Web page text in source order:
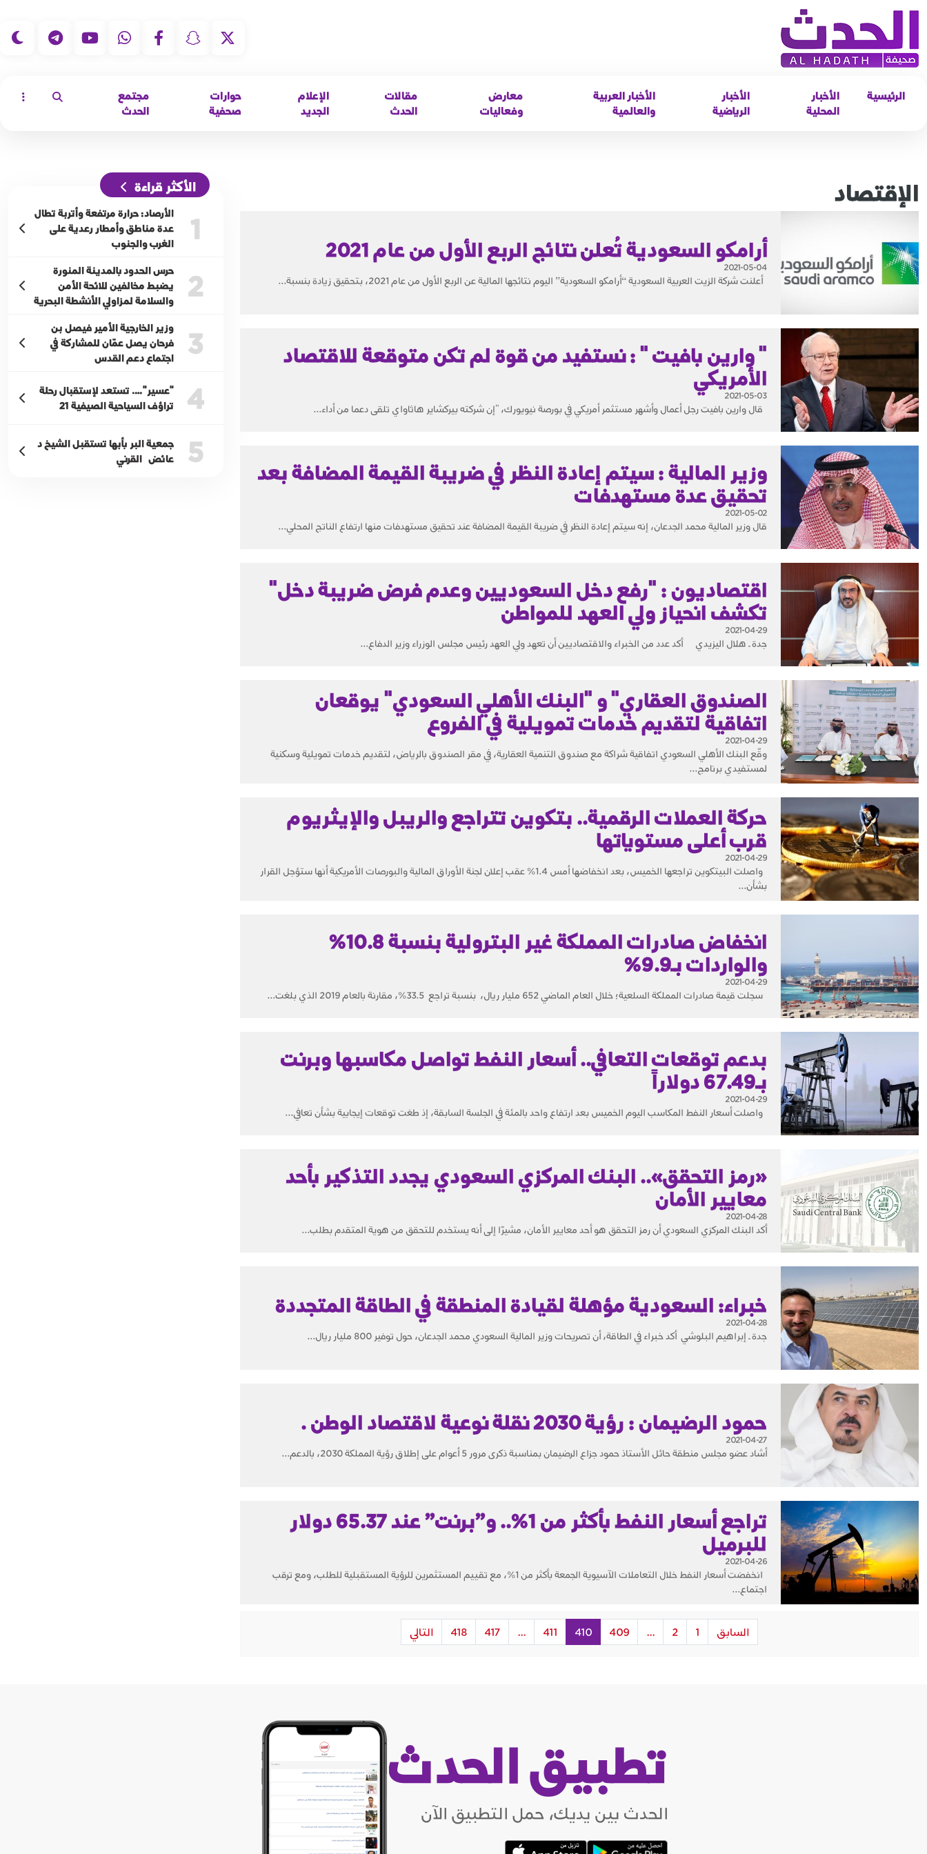
الرئيسية
الأخبار
المحلية
الأخبار
الرياضية
الأخبار العربية
والعالمية
معارض
وفعاليات
مقالات
الحدث
الإعلام
الجديد
حوارات
صحفية
مجتمع
الحدث
الإقتصاد
أرامكو السعودية تُعلن نتائج الربع الأول من عام 2021
2021-05-04
أعلنت شركة الزيت العربية السعودية “أرامكو السعودية” اليوم نتائجها المالية عن الربع الأول من عام 2021، بتحقيق زيادة بنسبة...
" وارين بافيت " : نستفيد من قوة لم تكن متوقعة للاقتصاد
الأمريكي
2021-05-03
قال وارين بافيت ‏‏رجل أعمال وأشهر مستثمر أمريكي في بورصة نيويورك، "إن شركته بيركشاير هاثاواي تلقى دعما من أداء...
وزير المالية : سيتم إعادة النظر في ضريبة القيمة المضافة بعد
تحقيق عدة مستهدفات
2021-05-02
قال وزير المالية محمد الجدعان، إنه سيتم إعادة النظر في ضريبة القيمة المضافة عند تحقيق مستهدفات منها ارتفاع الناتج المحلي...
اقتصاديون : "رفع دخل السعوديين وعدم فرض ضريبة دخل"
تكشف انحياز ولي العهد للمواطن
2021-04-29
جدة ـ هلال اليزيدي أكد عدد من الخبراء والاقتصاديين أن تعهد ولي العهد رئيس مجلس الوزراء وزير الدفاع...
الصندوق العقاري" و "البنك الأهلي السعودي" يوقعان
اتفاقية لتقديم خدمات تمويلية في الفروع
2021-04-29
وقّع البنك الأهلي السعودي اتفاقية شراكة مع صندوق التنمية العقارية، في مقر الصندوق بالرياض، لتقديم خدمات تمويلية وسكنية
لمستفيدي برنامج...
حركة العملات الرقمية.. بتكوين تتراجع والريبل والإيثريوم
قرب أعلى مستوياتها
2021-04-29
واصلت البيتكوين تراجعها الخميس، بعد انخفاضها أمس 1.4% عقب إعلان لجنة الأوراق المالية والبورصات الأمريكية أنها ستؤجل القرار
بشأن...
انخفاض صادرات المملكة غير البترولية بنسبة 10.8%
والواردات بـ9.9%
2021-04-29
سجلت قيمة صادرات المملكة السلعية؛ خلال العام الماضي 652 مليار ريال، بنسبة تراجع 33.5%، مقارنة بالعام 2019 الذي بلغت...
بدعم توقعات التعافي.. أسعار النفط تواصل مكاسبها وبرنت
بـ67.49 دولاراً
2021-04-29
واصلت أسعار النفط المكاسب اليوم الخميس بعد ارتفاع واحد بالمئة في الجلسة السابقة، إذ طغت توقعات إيجابية بشأن تعافي...
«رمز التحقق».. البنك المركزي السعودي يجدد التذكير بأحد
معايير الأمان
2021-04-28
أكد البنك المركزي السعودي أن رمز التحقق هو أحد معايير الأمان، مشيرًا إلى أنه يستخدم للتحقق من هوية المتقدم بطلب...
خبراء: السعودية مؤهلة لقيادة المنطقة في الطاقة المتجددة
2021-04-28
جدة ـ إبراهيم البلوشي أكد خبراء في الطاقة، أن تصريحات وزير المالية السعودي محمد الجدعان، حول توفير 800 مليار ريال...
حمود الرضيمان : رؤية 2030 نقلة نوعية لاقتصاد الوطن .
2021-04-27
أشاد عضو مجلس منطقة حائل الأستاذ حمود جزاع الرضيمان بمناسبة ذكرى مرور 5 أعوام على إطلاق رؤية المملكة 2030، بالدعم...
تراجع أسعار النفط بأكثر من 1%.. و”برنت” عند 65.37 دولار
للبرميل
2021-04-26
انخفضت أسعار النفط خلال التعاملات الآسيوية الجمعة بأكثر من 1%، مع تقييم المستثمرين للرؤية المستقبلية للطلب، ومع ترقب
اجتماع...
السابق 1
2
...
409
410
411
...
417
418 التالي
الأكثر قراءة
1
الأرصاد: حرارة مرتفعة وأتربة تطال
عدة مناطق وأمطار رعدية على
الغرب والجنوب
2
حرس الحدود بالمدينة المنورة
يضبط مخالفين للائحة الأمن
والسلامة لمزاولي الأنشطة البحرية
3
وزير الخارجية الأمير فيصل بن
فرحان يصل عمّان للمشاركة في
اجتماع دعم القدس
4
"عسير"…. تستعد لإستقبال رحلة
تراؤف السياحية الصيفية 21
5
جمعية البر بأبها تستقبل الشيخ د
عائض القرني
تطبيق الحدث
الحدث بين يديك، حمل التطبيق الآن